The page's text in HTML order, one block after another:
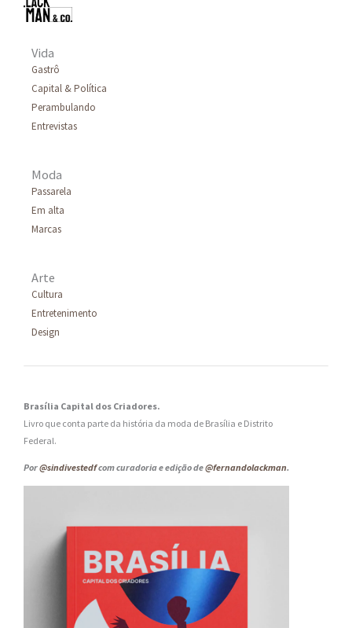
Vida
Gastrô
Capital & Política
Perambulando
Entrevistas
Moda
Passarela
Em alta
Marcas
Arte
Cultura
Entretenimento
Design
Brasília Capital dos Criadores.
Livro que conta parte da história da moda de Brasília e Distrito
Federal.
Por@sindivestedfcom curadoria e edição de@fernandolackman.